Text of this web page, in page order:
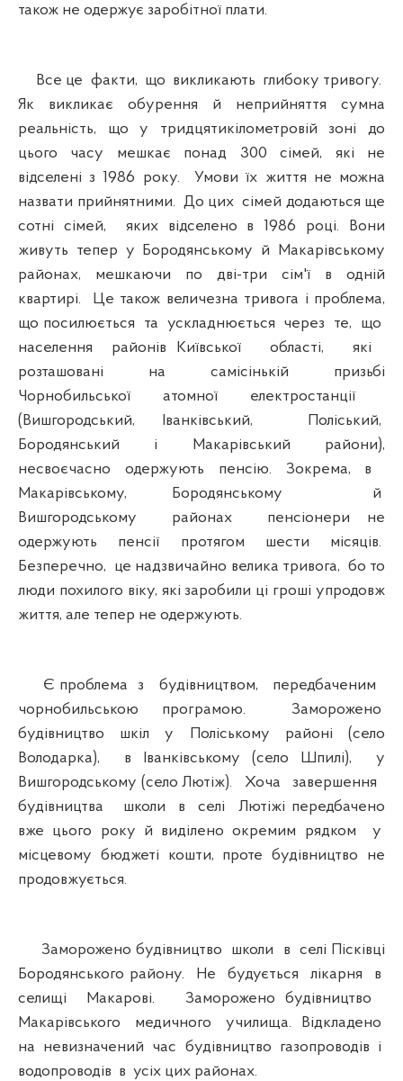
також не одержує заробітної плати.
Все це факти, що викликають глибоку тривогу.
Як викликає обурення й неприйняття сумна
реальність, що у тридцятикілометровій зоні до
цього часу мешкає понад 300 сімей, які не
відселені з 1986 року. Умови їх життя не можна
назвати прийнятними. До цих сімей додаються ще
сотні сімей, яких відселено в 1986 році. Вони
живуть тепер у Бородянському й Макарівському
районах, мешкаючи по дві-три сім'ї в одній
квартирі. Це також величезна тривога і проблема,
що посилюється та ускладнюється через те, що
населення районів Київської області, які
розташовані на самісінькій призьбі
Чорнобильської атомної електростанції
(Вишгородський, Іванківський, Поліський,
Бородянський і Макарівський райони),
несвоєчасно одержують пенсію. Зокрема, в
Макарівському, Бородянському й
Вишгородському районах пенсіонери не
одержують пенсії протягом шести місяців.
Безперечно, це надзвичайно велика тривога, бо то
люди похилого віку, які заробили ці гроші упродовж
життя, але тепер не одержують.
Є проблема з будівництвом, передбаченим
чорнобильською програмою. Заморожено
будівництво шкіл у Поліському районі (село
Володарка), в Іванківському (село Шпилі), у
Вишгородському (село Лютіж). Хоча завершення
будівництва школи в селі Лютіжі передбачено
вже цього року й виділено окремим рядком у
місцевому бюджеті кошти, проте будівництво не
продовжується.
Заморожено будівництво школи в селі Пісківці
Бородянського району. Не будується лікарня в
селищі Макарові. Заморожено будівництво
Макарівського медичного училища. Відкладено
на невизначений час будівництво газопроводів і
водопроводів в усіх цих районах.